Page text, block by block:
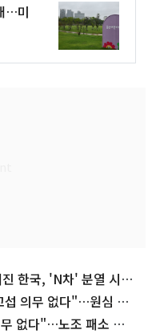
…미
한국, 'N차' 분열 시작
섭 의무 없다"…원심 파
없다"…노조 패소 확